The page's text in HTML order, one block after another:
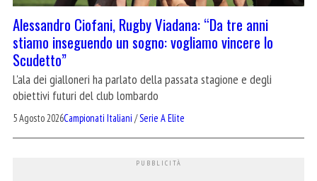
Alessandro Ciofani, Rugby Viadana: “Da tre anni
stiamo inseguendo un sogno: vogliamo vincere lo
Scudetto”
L'ala dei gialloneri ha parlato della passata stagione e degli
obiettivi futuri del club lombardo
5 Agosto 2026Campionati Italiani /Serie A Elite